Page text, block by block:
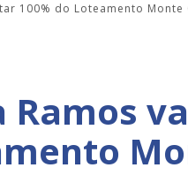
100% do Loteamento Monte
Ramos